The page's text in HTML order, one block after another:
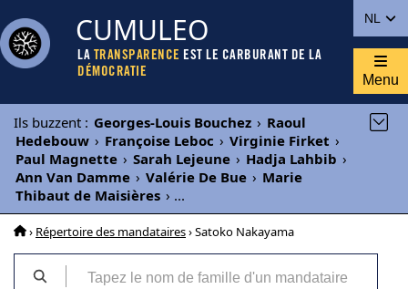
NL
CUMULEO
LA TRANSPARENCE EST LE CARBURANT DE LA
DÉMOCRATIE
Menu
Ils buzzent : Georges-Louis Bouchez › Raoul
Hedebouw › Françoise Leboc › Virginie Firket ›
Paul Magnette › Sarah Lejeune › Hadja Lahbib ›
Ann Van Damme › Valérie De Bue › Marie
Thibaut de Maisières › ...
› Répertoire des mandataires› Satoko Nakayama